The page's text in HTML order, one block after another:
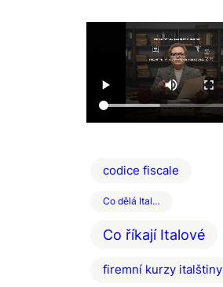
codice fiscale
Co dělá Ital…
Co říkají Italové
firemní kurzy italštiny